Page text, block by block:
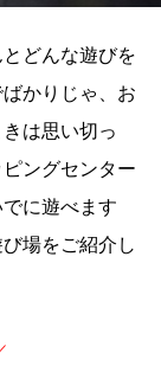
どんな遊びを
かりじゃ、お
は思い切っ
ングセンター
に遊べます
場をご紹介し